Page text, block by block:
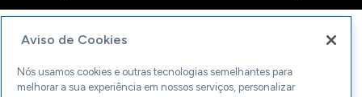
Aviso de Cookies
Nós usamos cookies e outras tecnologias semelhantes para
melhorar a sua experiência em nossos serviços, personalizar